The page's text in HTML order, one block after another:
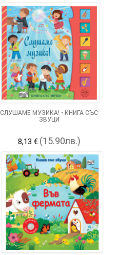
СЛУШАМЕ МУЗИКА! • КНИГА СЪС
ЗВУЦИ
8,13 € (15.90лв.)